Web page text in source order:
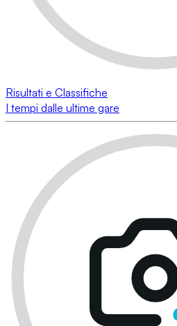
Risultati e Classifiche
I tempi dalle ultime gare